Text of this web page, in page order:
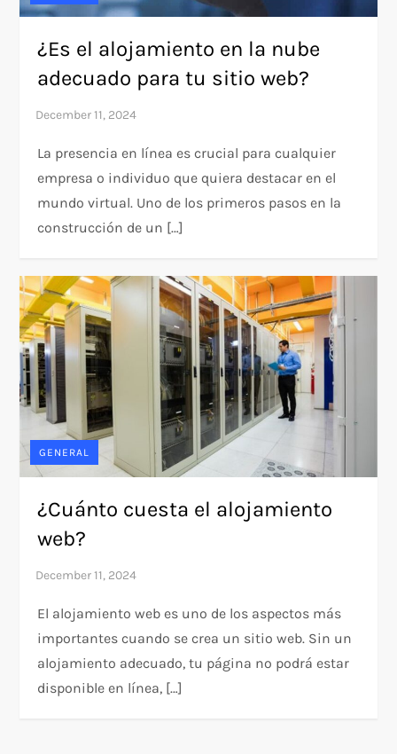
¿Es el alojamiento en la nube
adecuado para tu sitio web?
La presencia en línea es crucial para cualquier
empresa o individuo que quiera destacar en el
mundo virtual. Uno de los primeros pasos en la
construcción de un […]
GENERAL
¿Cuánto cuesta el alojamiento
web?
El alojamiento web es uno de los aspectos más
importantes cuando se crea un sitio web. Sin un
alojamiento adecuado, tu página no podrá estar
disponible en línea, […]